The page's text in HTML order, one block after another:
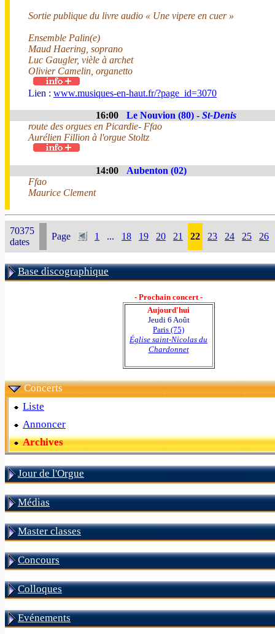
Sortie publique du livre audio « Une vipere en cuer »
Ensemble Palin(e)
Maud Haering, soprano
Luc Gaugler, vièle à archet
Olivier Camelin, organetto
Lien : www.musiques-en-haut.fr/?page_id=3070
16:00 Le Nouvion (80) - St-Denis
route des orgues en Picardie- Ffao
Aurélien Fillion à l'orgue Stoltz
14:00
Aubenton (02)
Ffao
Maurice Clement
70375
dates
Page 1 ... 18 19 20 21 22 23 24 25 26
Base discographique
- Prochain concert -
Aujourd'hui
Jeudi 6 Août
Paris (75)
Église saint-Nicolas du
Chardonnet
Concerts
Liste
Annoncer
Archives
Jour de l'Orgue
Médias
Master classes
Concours
Colloques
Evénements